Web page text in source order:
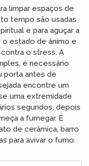
limpar espaços de
tempo são usadas
e para aguçar a
o estado de ânimo e
o stress. A
é necessário
porta antes de
encontre um
uma extremidade
segundos, depois
a fumegar. É
de cerâmica, barro
para avivar o fumo.